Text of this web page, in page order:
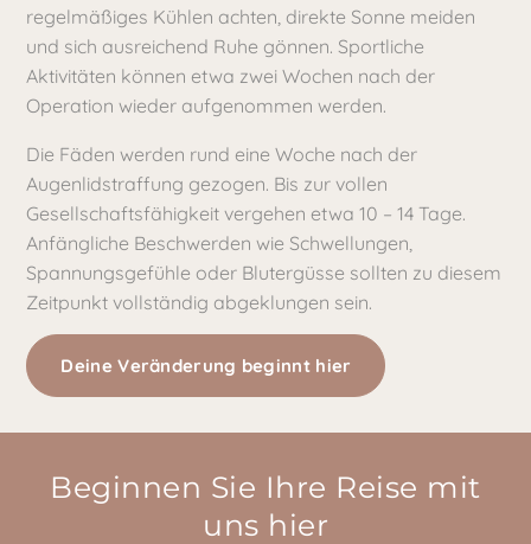
regelmäßiges Kühlen achten, direkte Sonne meiden
und sich ausreichend Ruhe gönnen. Sportliche
Aktivitäten können etwa zwei Wochen nach der
Operation wieder aufgenommen werden.
Die Fäden werden rund eine Woche nach der
Augenlidstraffung gezogen. Bis zur vollen
Gesellschaftsfähigkeit vergehen etwa 10 – 14 Tage.
Anfängliche Beschwerden wie Schwellungen,
Spannungsgefühle oder Blutergüsse sollten zu diesem
Zeitpunkt vollständig abgeklungen sein.
Deine Veränderung beginnt hier
Beginnen Sie Ihre Reise mit
uns hier